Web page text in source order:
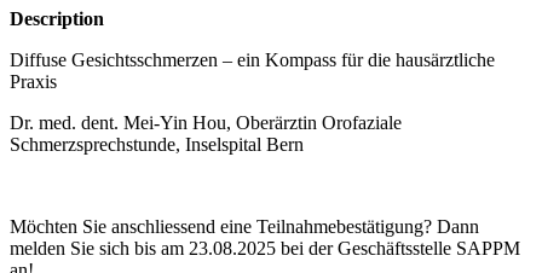
Description
Diffuse Gesichtsschmerzen – ein Kompass für die hausärztliche
Praxis
Dr. med. dent. Mei-Yin Hou, Oberärztin Orofaziale
Schmerzsprechstunde, Inselspital Bern
Möchten Sie anschliessend eine Teilnahmebestätigung? Dann
melden Sie sich bis am 23.08.2025 bei der Geschäftsstelle SAPPM